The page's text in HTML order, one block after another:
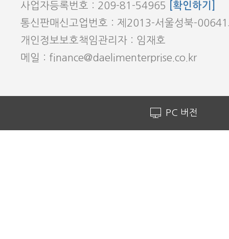
사업자등록번호 : 209-81-54965
[확인하기]
통신판매신고업번호 : 제2013-서울성북-
개인정보보호책임관리자 : 임재호
메일 : finance@daelimenterprise.co.kr
PC 버전